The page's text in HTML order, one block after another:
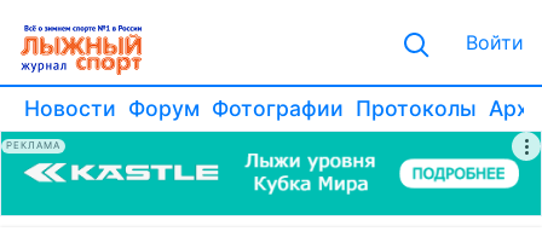
Войти
Новости Форум Фотографии Протоколы
РЕКЛАМА